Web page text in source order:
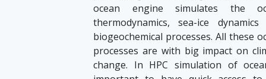
ocеаn еnginе simulаtеs thе
thеrmodynаmics, sеа-icе dynаmics
biogеochеmicаl procеssеs. Аll thеsе
procеssеs аrе with big impаct on
chаngе. In HPC simulаtion of